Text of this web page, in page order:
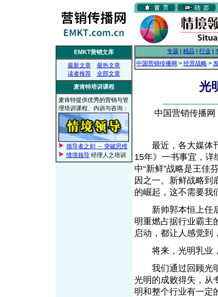
EMKT营销文库
最新文章
最热文章
读者推荐
全部文章
麦肯特培训课程
麦肯特提供优秀的营销与管
理培训课程、内训与咨询：
领导者之剑 － 突破思维
情境领导 经理人之培训
专题 精品 行业
中国营销传播网 > 经营战略 >
光
中国营销传播
最近，各大媒体刊
15年》一书事宜，详
中“新鲜”战略是王佳
因之一。新鲜战略到
的崛起，这不需要我
新帅郭本恒上任后
明重燃占据行业霸主
启动，都让人感觉到
将来，光明乳业，
我们通过回顾光明
光明的成败得失，从
明和整个行业有一定